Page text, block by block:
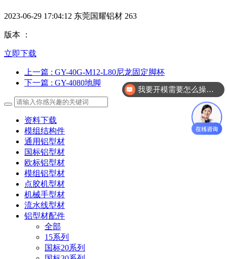
2023-06-29 17:04:12 东莞国耀铝材 263
版本 ：
立即下载
上一篇 : GY-40G-M12-L80尼龙固定脚杯
下一篇 : GY-4080地脚
资料下载
模组结构件
通用铝型材
国标铝型材
欧标铝型材
模组铝型材
点胶机型材
机械手型材
流水线型材
铝型材配件
全部
15系列
国标20系列
我要开模需要怎么操作？